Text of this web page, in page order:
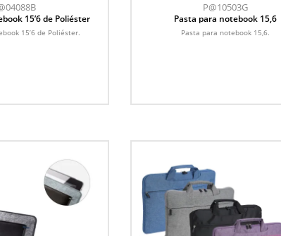
15’6 de Poliéster
15’6 de Poliéster.
P@10503G
Pasta para notebook 15,6
Pasta para notebook 15,6.